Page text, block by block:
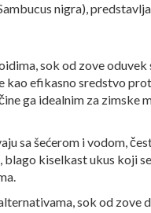
nigra),
sok od zove
kao efikasno sredstvo
ga idealnim za zimske
sa šećerom i vodom,
kiselkast ukus koji
sok od zove